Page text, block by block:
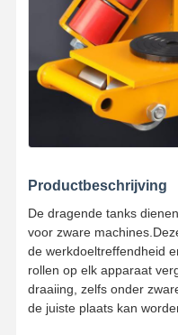
Productbeschrijving
De dragende tanks
voor zware
de werkdoeltreffendheid
rollen op elk apparaat
draaiing, zelfs onder
de juiste plaats kan